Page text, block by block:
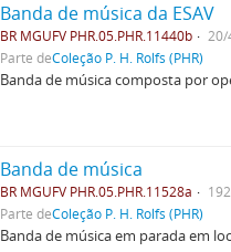
Banda de música da ESAV
BR MGUFV PHR.05.PHR.11440b
Parte deColeção P. H. Rolfs (PHR)
Banda de música composta por
Banda de música
BR MGUFV PHR.05.PHR.11528a
Parte deColeção P. H. Rolfs (PHR)
Banda de música em parada em